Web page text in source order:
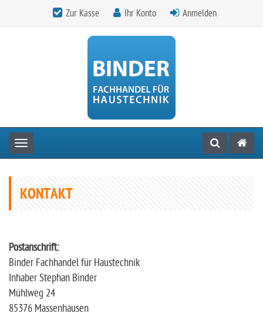
Zur Kasse Ihr Konto Anmelden
Toggle navigation
KONTAKT
Postanschrift:
Binder Fachhandel für Haustechnik
Inhaber Stephan Binder
Mühlweg 24
85376 Massenhausen